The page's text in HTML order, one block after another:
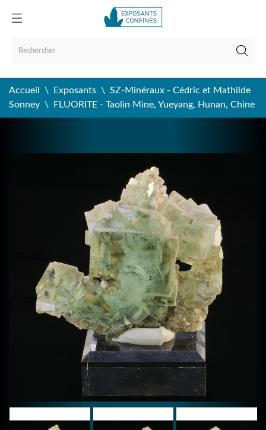
Accueil Exposants
SZ-Minéraux - Cédric et Mathilde
Sonney
FLUORITE - Taolin Mine, Yueyang, Hunan, Chine